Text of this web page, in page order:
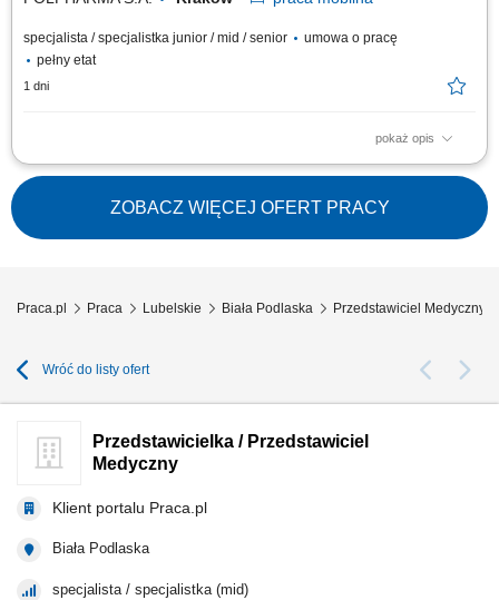
specjalista / specjalistka junior / mid / senior
umowa o pracę
pełny etat
1 dni
pokaż opis
Zakres obowiązków: Promowanie produktów z portfolio firmy w
środowisku medycznym. Budowanie i utrzymywanie długofalowych relacji
z lekarzami na powierzonym terenie. Reprezentowanie organizacji
podczas spotkań branżowych, konferencji i wydarzeń naukowych.
Realizacja założonych celów...
ZOBACZ WIĘCEJ OFERT PRACY
Praca.pl Praca Lubelskie Biała Podlaska Przedstawiciel Medyczny
Wróć do listy ofert
Przedstawicielka / Przedstawiciel
Medyczny
Klient portalu Praca.pl
Biała Podlaska
specjalista / specjalistka (mid)